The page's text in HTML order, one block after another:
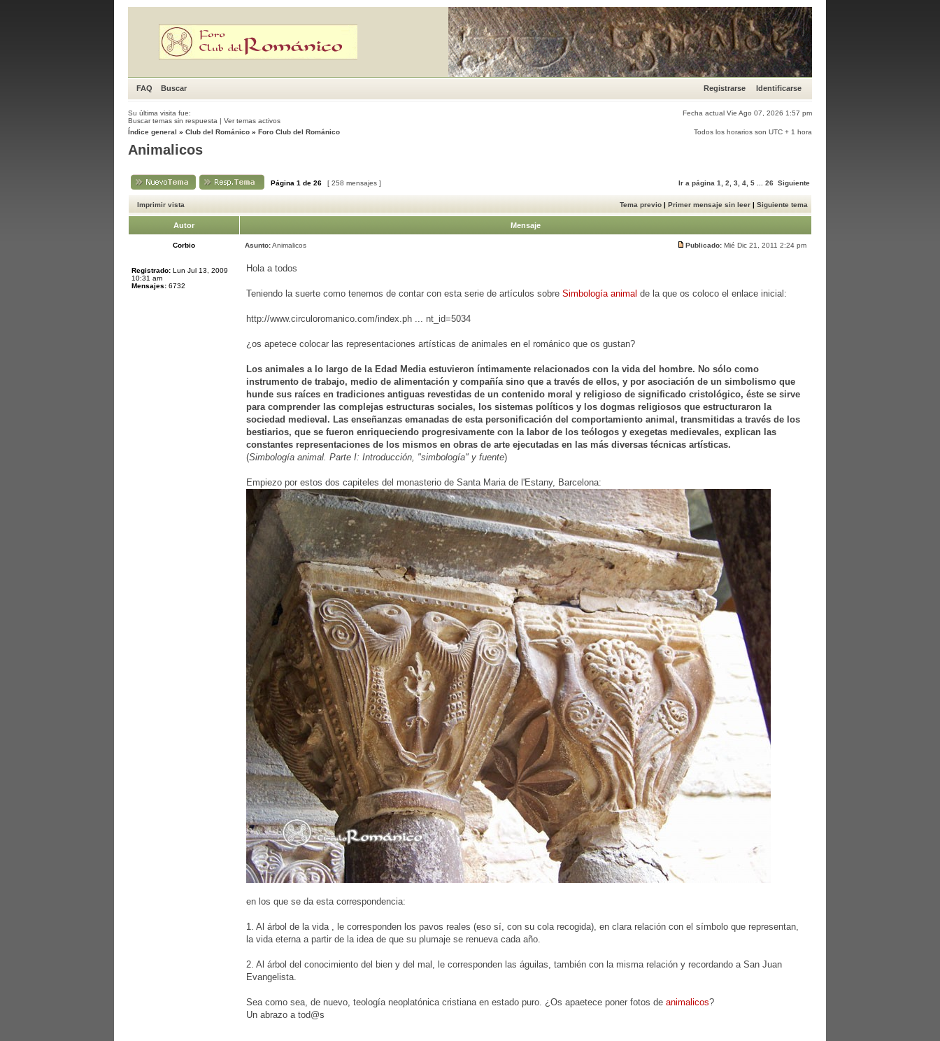
FAQ Buscar Registrarse Identificarse
Su última visita fue:
Fecha actual Vie Ago 07, 2026 1:57 pm
Buscar temas sin respuesta | Ver temas activos
Índice general » Club del Románico » Foro Club del Románico Todos los horarios son UTC + 1 hora
Animalicos
Página 1 de 26 [ 258 mensajes ] Ir a página 1 2 3 4 5 26 Siguiente
Imprimir vista Tema previo | Primer mensaje sin leer | Siguiente tema
Autor Mensaje
Corbio Asunto:Animalicos Publicado: Mié Dic 21, 2011 2:24 pm
Registrado: Lun Jul 13, 2009
10:31 am
Mensajes: 6732
Hola a todos
Teniendo la suerte como tenemos de contar con esta serie de artículos sobre Simbología animal de la que os coloco el enlace inicial:
http://www.circuloromanico.com/index.ph ... nt_id=5034
¿os apetece colocar las representaciones artísticas de animales en el románico que os gustan?
Los animales a lo largo de la Edad Media estuvieron íntimamente relacionados con la vida del hombre. No sólo como
instrumento de trabajo, medio de alimentación y compañía sino que a través de ellos, y por asociación de un simbolismo que
hunde sus raíces en tradiciones antiguas revestidas de un contenido moral y religioso de significado cristológico, éste se sirve
para comprender las complejas estructuras sociales, los sistemas políticos y los dogmas religiosos que estructuraron la
sociedad medieval. Las enseñanzas emanadas de esta personificación del comportamiento animal, transmitidas a través de los
bestiarios, que se fueron enriqueciendo progresivamente con la labor de los teólogos y exegetas medievales, explican las
constantes representaciones de los mismos en obras de arte ejecutadas en las más diversas técnicas artísticas.
(Simbología animal. Parte I: Introducción, "simbología" y fuente)
Empiezo por estos dos capiteles del monasterio de Santa Maria de l'Estany, Barcelona:
en los que se da esta correspondencia:
1. Al árbol de la vida , le corresponden los pavos reales (eso sí, con su cola recogida), en clara relación con el símbolo que representan,
la vida eterna a partir de la idea de que su plumaje se renueva cada año.
2. Al árbol del conocimiento del bien y del mal, le corresponden las águilas, también con la misma relación y recordando a San Juan
Evangelista.
Sea como sea, de nuevo, teología neoplatónica cristiana en estado puro. ¿Os apaetece poner fotos de animalicos?
Un abrazo a tod@s